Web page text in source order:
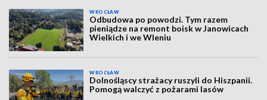
WROCŁAW
Odbudowa po powodzi. Tym razem
pieniądze na remont boisk w Janowicach
Wielkich i we Wleniu
WROCŁAW
Dolnośląscy strażacy ruszyli do Hiszpanii.
Pomogą walczyć z pożarami lasów